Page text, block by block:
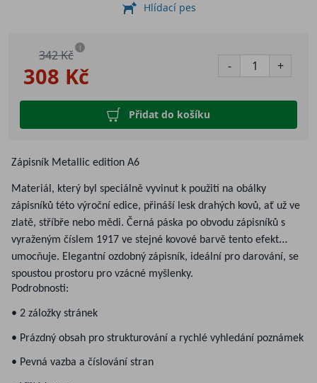
308 Kč
342 Kč i
- +
Přidat do košíku
Hlídací pes
Zápisník Metallic edition A6
Materiál, který byl speciálně vyvinut k použití na obálky
zápisníků této výroční edice, přináší lesk drahých kovů, ať už ve
zlatě, stříbře nebo mědi. Černá páska po obvodu zápisníků s
vyraženým číslem 1917 ve stejné kovové barvě tento efekt
umocňuje. Elegantní ozdobný zápisník, ideální pro darování, se
spoustou prostoru pro vzácné myšlenky.
Podrobnosti:
• 2 záložky stránek
• Prázdný obsah pro strukturování a rychlé vyhledání poznámek
• Pevná vazba a číslování stran